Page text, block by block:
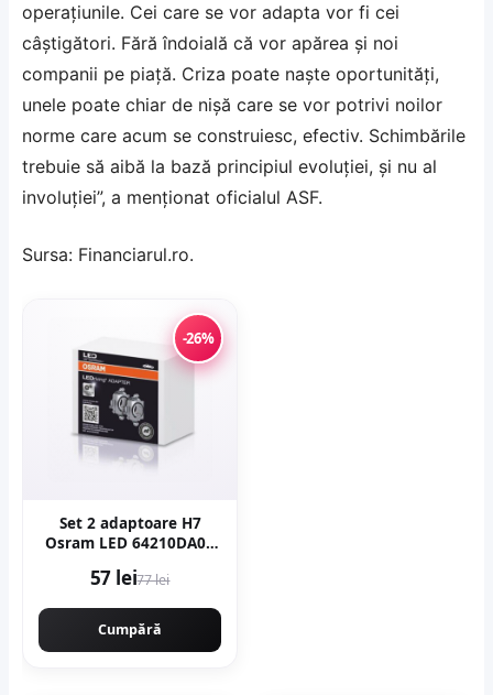
operaţiunile. Cei care se vor adapta vor fi cei
câştigători. Fără îndoială că vor apărea şi noi
companii pe piaţă. Criza poate naşte oportunităţi,
unele poate chiar de nişă care se vor potrivi noilor
norme care acum se construiesc, efectiv. Schimbările
trebuie să aibă la bază principiul evoluţiei, şi nu al
involuţiei”, a menţionat oficialul ASF.
Sursa: Financiarul.ro.
-26%
Set 2 adaptoare H7
Osram LED 64210DA03
VW
57 lei77 lei
Cumpără